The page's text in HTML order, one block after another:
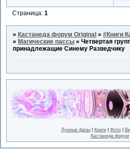
Страница:1
»Кастанеда форум Original »#Книги
»Магические пассы »Четвертая
принадлежащие Синему Разведчику
Лунные фазы Книги Фото
Кастанеда форум|